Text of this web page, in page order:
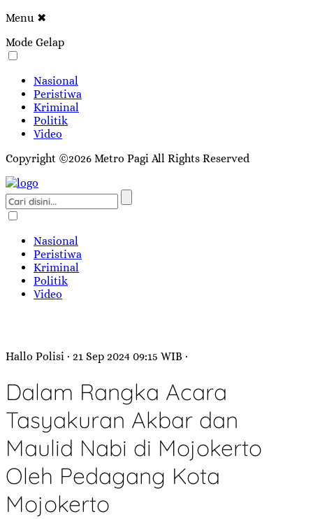
Menu ✖
Mode Gelap
Nasional
Peristiwa
Kriminal
Politik
Video
Copyright ©2026 Metro Pagi All Rights Reserved
Nasional
Peristiwa
Kriminal
Politik
Video
Hallo Polisi · 21 Sep 2024 09:15 WIB ·
Dalam Rangka Acara
Tasyakuran Akbar dan
Maulid Nabi di Mojokerto
Oleh Pedagang Kota
Mojokerto